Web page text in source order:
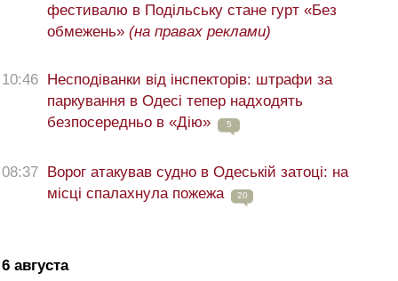
фестивалю в Подільську стане гурт «Без
обмежень» (на правах реклами)
10:46 Несподіванки від інспекторів: штрафи за
паркування в Одесі тепер надходять
безпосередньо в «Дію»
5
08:37 Ворог атакував судно в Одеській затоці: на
місці спалахнула пожежа
20
6 августа